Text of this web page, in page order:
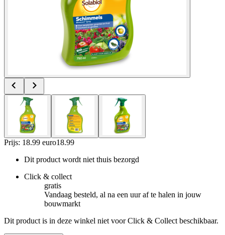
Prijs: 18.99 euro18.99
Dit product wordt niet thuis bezorgd
Click & collect
gratis
Vandaag besteld, al na een uur af te halen in jouw
bouwmarkt
Dit product is in deze winkel niet voor Click & Collect beschikbaar.